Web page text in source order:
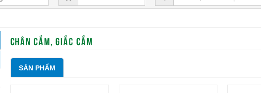
CHÂN CẮM, GIẮC CẮM
SẢN PHẨM